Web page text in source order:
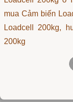
mua Cảm biến
Loadcell 200kg,
200kg